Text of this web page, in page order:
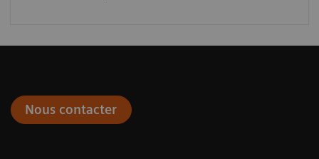
Nous contacter